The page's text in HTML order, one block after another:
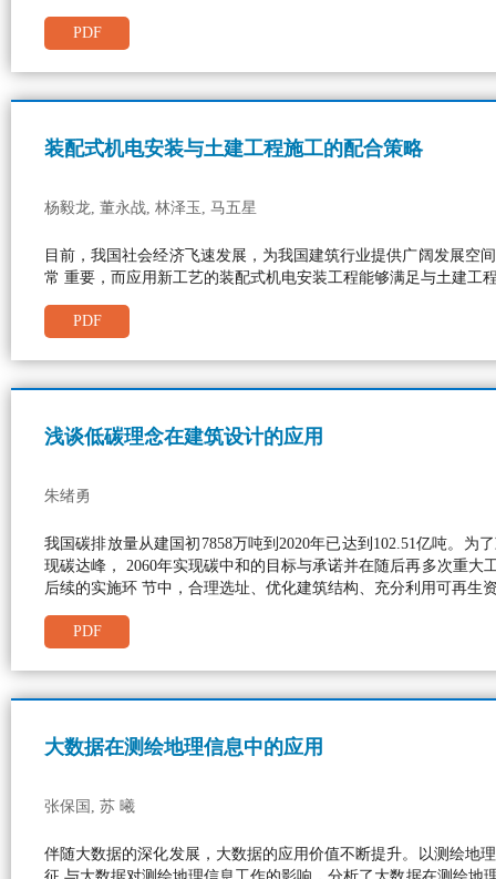
PDF
装配式机电安装与土建工程施工的配合策略
杨毅龙, 董永战, 林泽玉, 马五星
目前，我国社会经济飞速发展，为我国建筑行业提供广阔发展空
常 重要，而应用新工艺的装配式机电安装工程能够满足与土建工
PDF
浅谈低碳理念在建筑设计的应用
朱绪勇
我国碳排放量从建国初7858万吨到2020年已达到102.51亿吨。
现碳达峰， 2060年实现碳中和的目标与承诺并在随后再多次重
后续的实施环 节中，合理选址、优化建筑结构、充分利用可再生
PDF
大数据在测绘地理信息中的应用
张保国, 苏 曦
伴随大数据的深化发展，大数据的应用价值不断提升。以测绘地